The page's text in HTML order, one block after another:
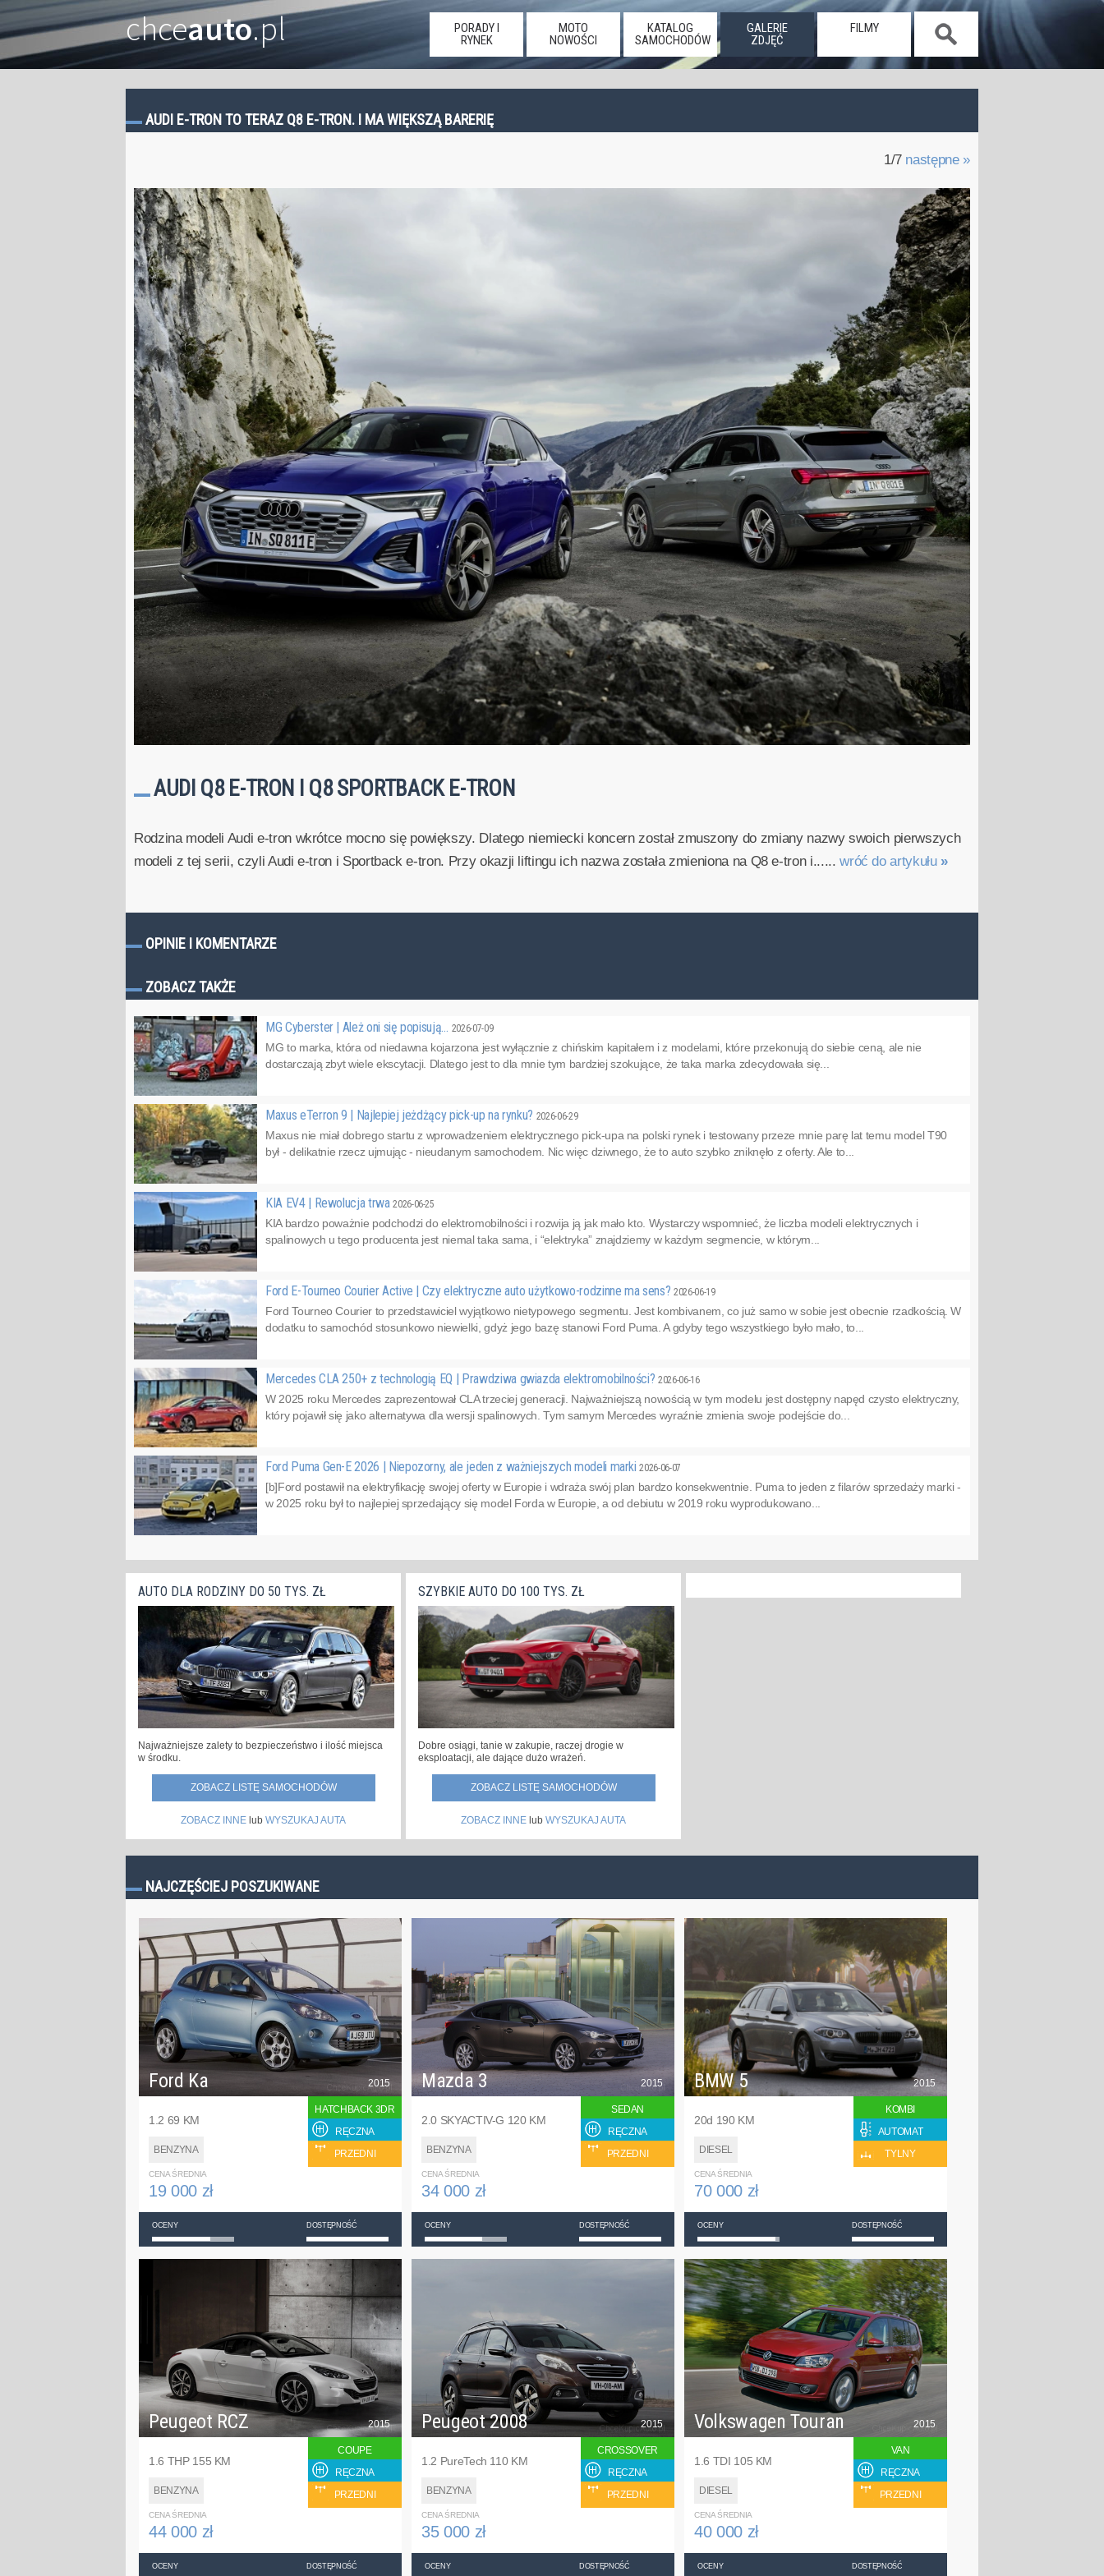
chceauto.pl
PORADY I
RYNEK
MOTO
NOWOŚCI
KATALOG
SAMOCHODÓW
GALERIE
ZDJĘĆ
FILMY
AUDI E-TRON TO TERAZ Q8 E-TRON. I MA WIĘKSZĄ BARERIĘ
1/7 następne »
AUDI Q8 E-TRON I Q8 SPORTBACK E-TRON
Rodzina modeli Audi e-tron wkrótce mocno się powiększy. Dlatego niemiecki koncern został zmuszony do zmiany nazwy swoich pierwszych
modeli z tej serii, czyli Audi e-tron i Sportback e-tron. Przy okazji liftingu ich nazwa została zmieniona na Q8 e-tron i......wróć do artykułu »
OPINIE I KOMENTARZE
ZOBACZ TAKŻE
MG Cyberster | Ależ oni się popisują… 2026-07-09
MG to marka, która od niedawna kojarzona jest wyłącznie z chińskim kapitałem i z modelami, które przekonują do siebie ceną, ale nie
dostarczają zbyt wiele ekscytacji. Dlatego jest to dla mnie tym bardziej szokujące, że taka marka zdecydowała się...
Maxus eTerron 9 | Najlepiej jeżdżący pick-up na rynku? 2026-06-29
Maxus nie miał dobrego startu z wprowadzeniem elektrycznego pick-upa na polski rynek i testowany przeze mnie parę lat temu model T90
był - delikatnie rzecz ujmując - nieudanym samochodem. Nic więc dziwnego, że to auto szybko zniknęło z oferty. Ale to...
KIA EV4 | Rewolucja trwa2026-06-25
KIA bardzo poważnie podchodzi do elektromobilności i rozwija ją jak mało kto. Wystarczy wspomnieć, że liczba modeli elektrycznych i
spalinowych u tego producenta jest niemal taka sama, i “elektryka” znajdziemy w każdym segmencie, w którym...
Ford E-Tourneo Courier Active | Czy elektryczne auto użytkowo-rodzinne ma sens? 2026-06-19
Ford Tourneo Courier to przedstawiciel wyjątkowo nietypowego segmentu. Jest kombivanem, co już samo w sobie jest obecnie rzadkością. W
dodatku to samochód stosunkowo niewielki, gdyż jego bazę stanowi Ford Puma. A gdyby tego wszystkiego było mało, to...
Mercedes CLA 250+ z technologią EQ | Prawdziwa gwiazda elektromobilności?2026-06-16
W 2025 roku Mercedes zaprezentował CLA trzeciej generacji. Najważniejszą nowością w tym modelu jest dostępny napęd czysto elektryczny,
który pojawił się jako alternatywa dla wersji spalinowych. Tym samym Mercedes wyraźnie zmienia swoje podejście do...
Ford Puma Gen-E 2026 | Niepozorny, ale jeden z ważniejszych modeli marki2026-06-07
[b]Ford postawił na elektryfikację swojej oferty w Europie i wdraża swój plan bardzo konsekwentnie. Puma to jeden z filarów sprzedaży marki -
w 2025 roku był to najlepiej sprzedający się model Forda w Europie, a od debiutu w 2019 roku wyprodukowano...
AUTO DLA RODZINY DO 50 TYS. ZŁ
Najważniejsze zalety to bezpieczeństwo i ilość miejsca
w środku.
ZOBACZ LISTĘ SAMOCHODÓW
ZOBACZ INNE lub WYSZUKAJ AUTA
SZYBKIE AUTO DO 100 TYS. ZŁ
Dobre osiągi, tanie w zakupie, raczej drogie w
eksploatacji, ale dające dużo wrażeń.
ZOBACZ LISTĘ SAMOCHODÓW
ZOBACZ INNE lub WYSZUKAJ AUTA
NAJCZĘŚCIEJ POSZUKIWANE
Ford Ka
1.2 69 KM
BENZYNA
2015
HATCHBACK 3DR
RĘCZNA
PRZEDNI
CENA ŚREDNIA
19 000 zł
OCENY DOSTĘPNOŚĆ
Mazda 3
2.0 SKYACTIV-G 120 KM
BENZYNA
2015
SEDAN
RĘCZNA
PRZEDNI
CENA ŚREDNIA
34 000 zł
OCENY DOSTĘPNOŚĆ
BMW 5
20d 190 KM
DIESEL
2015
KOMBI
AUTOMAT
TYLNY
CENA ŚREDNIA
70 000 zł
OCENY DOSTĘPNOŚĆ
Peugeot RCZ
1.6 THP 155 KM
BENZYNA
2015
COUPE
RĘCZNA
PRZEDNI
CENA ŚREDNIA
44 000 zł
OCENY DOSTĘPNOŚĆ
Peugeot 2008
1.2 PureTech 110 KM
BENZYNA
2015
CROSSOVER
RĘCZNA
PRZEDNI
CENA ŚREDNIA
35 000 zł
OCENY DOSTĘPNOŚĆ
Volkswagen Touran
1.6 TDI 105 KM
DIESEL
2015
VAN
RĘCZNA
PRZEDNI
CENA ŚREDNIA
40 000 zł
OCENY DOSTĘPNOŚĆ